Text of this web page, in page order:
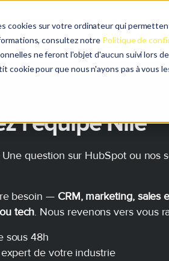
cookies sur votre ordinateur qui
consultez notre Politique de
ne feront l'objet d'aucun suivi lors
cookie pour que nous n'ayons pas à vous
l'équipe Nile
question sur HubSpot ou nos
besoin — CRM, marketing, sales
tech. Nous revenons vers vous
sous 48h
de votre industrie